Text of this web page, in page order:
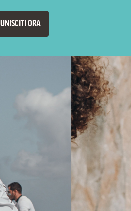
UNISCITI ORA